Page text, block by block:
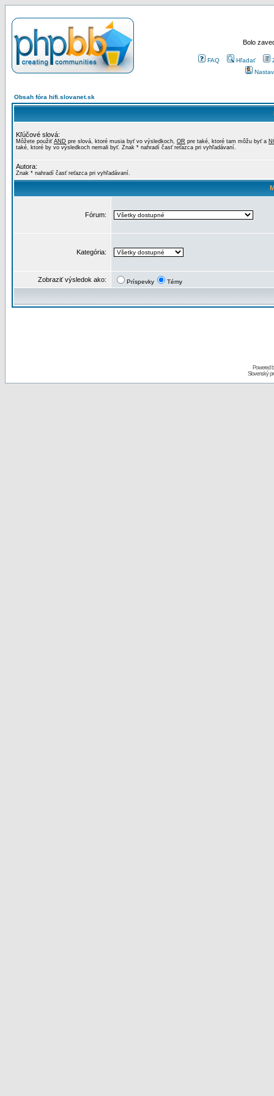
Bolo
FAQ Hľadať
Obsah fóra hifi.slovanet.sk
Kľúčové slová:
Môžete použiť AND pre slová, ktoré musia byť vo výsledkoch, OR pre také, ktoré tam môžu byť a
také, ktoré by vo výsledkoch nemali byť. Znak * nahradí časť reťazca pri vyhľadávaní.
Autora:
Znak * nahradí časť reťazca pri vyhľadávaní.
Fórum:
Kategória:
Zobraziť výsledok ako: Príspevky Témy
Powered
Slovenský